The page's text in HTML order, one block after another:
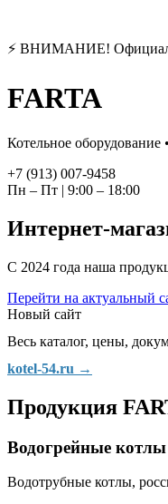
⚡ ВНИМАНИЕ!
FARTA
Котельное
+7 (913) 007-9458
Пн – Пт | 9:00 – 18:00
Интернет-
С 2024 года наша
Перейти на актуальный
Новый сайт
Весь каталог, цены,
kotel-54.ru →
Продукция
Водогрейные
Водотрубные котлы,